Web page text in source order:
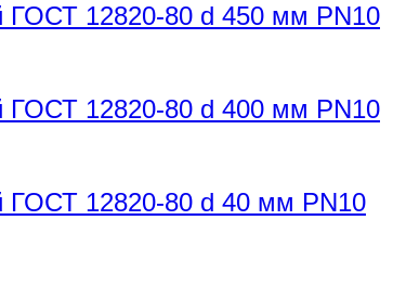
ГОСТ 12820-80 d 450 мм PN10
ГОСТ 12820-80 d 400 мм PN10
ГОСТ 12820-80 d 40 мм PN10